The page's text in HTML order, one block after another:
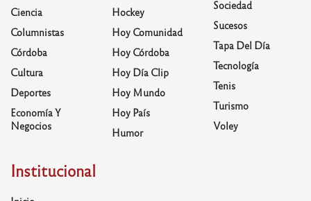
Ciencia
Columnistas
Córdoba
Cultura
Deportes
Economía Y
Negocios
Hockey
Hoy Comunidad
Hoy Córdoba
Hoy Día Clip
Hoy Mundo
Hoy País
Humor
Sociedad
Sucesos
Tapa Del Día
Tecnología
Tenis
Turismo
Voley
Institucional